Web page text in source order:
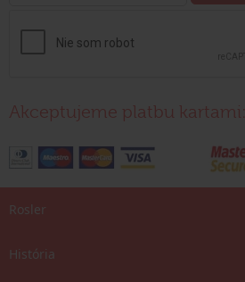
Akceptujeme platbu kartami:
Rosler
História